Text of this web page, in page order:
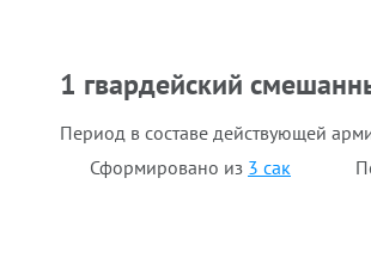
1 гвардейский
Период в составе действующей
Сформировано из 3 сак